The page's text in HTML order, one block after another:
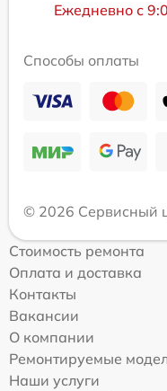
Ежедневно с
Способы оплаты
© 2026 Сервисный
Стоимость ремонта
Оплата и доставка
Контакты
Вакансии
О компании
Ремонтируемые
Наши услуги